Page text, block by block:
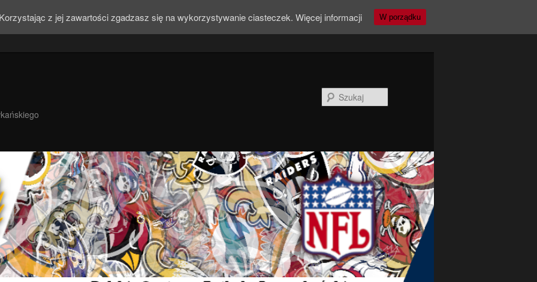
z jej zawartości zgadzasz się na wykorzystywanie ciasteczek. Więcej informacji W porządku